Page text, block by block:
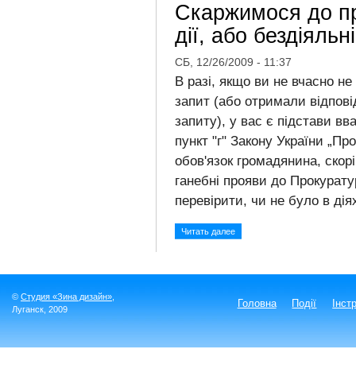
Cкаржимося до
дії, або
СБ, 12/26/2009 - 11:37
В разі, якщо ви не вчасно
запит (або отримали
запиту), у вас є підстави
пункт "г" Закону України
обов'язок громадянина,
ганебні прояви до
перевірити, чи не було в
Читать далее
© Студия «Зина дизайн»
Луганск , 2009 Головна Події